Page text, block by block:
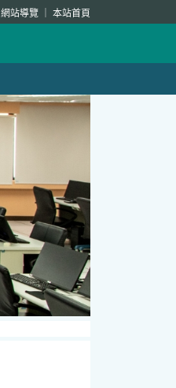
網站導覽 本站首頁